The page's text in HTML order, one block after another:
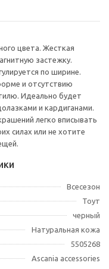
цвета. Жесткая
застежку.
по ширине.
и отсутствию
Идеально будет
и кардиганами.
легко вписывать
силах или не хотите
Всесезон
Тоут
черный
Натуральная кожа
5505268
Ascania accessories